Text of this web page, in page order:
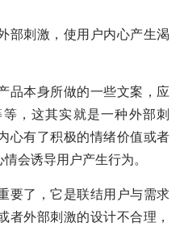
部刺激，使用户内心产生渴
品本身所做的一些文案，应
，这其实就是一种外部刺
心有了积极的情绪价值或者
会诱导用户产生行为。
要了，它是联结用户与需求
者外部刺激的设计不合理，